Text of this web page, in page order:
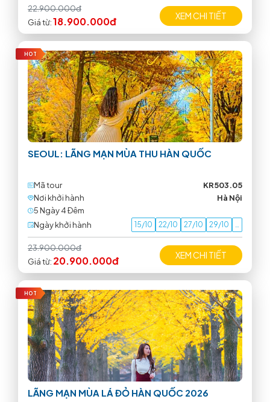
22.900.000đ
Giá từ:18.900.000đ XEM CHI TIẾT
HOT
SEOUL: LÃNG MẠN MÙA THU HÀN QUỐC
Mã tour
KR503.05
Nơi khởi hành
Hà Nội
5 Ngày 4 Ðêm
Ngày khởi hành
15/10 22/10 27/10 29/10 …
23.900.000đ
Giá từ: 20.900.000đ XEM CHI TIẾT
HOT
LÃNG MẠN MÙA LÁ ĐỎ HÀN QUỐC 2026